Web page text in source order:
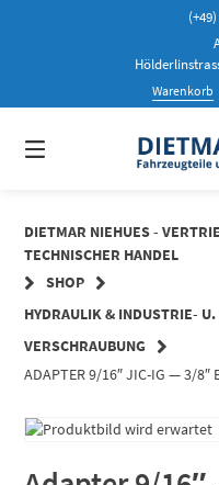
Warenkorb
DIETMAR NIEHUES -
TECHNISCHER HANDEL
SHOP
HYDRAULIK & INDUSTRIE-
VERSCHRAUBUNG
ADAPTER 9/16″ JIC-IG — 3/8″